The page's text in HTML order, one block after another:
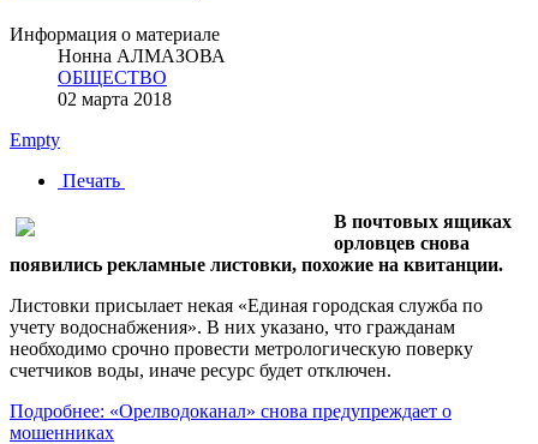
Информация о материале
Нонна АЛМАЗОВА
ОБЩЕСТВО
02 марта 2018
Empty
Печать
В почтовых ящиках
орловцев снова
появились рекламные листовки, похожие на квитанции.
Листовки присылает некая «Единая городская служба по
учету водоснабжения». В них указано, что гражданам
необходимо срочно провести метрологическую поверку
счетчиков воды, иначе ресурс будет отключен.
Подробнее: «Орелводоканал» снова предупреждает о
мошенниках